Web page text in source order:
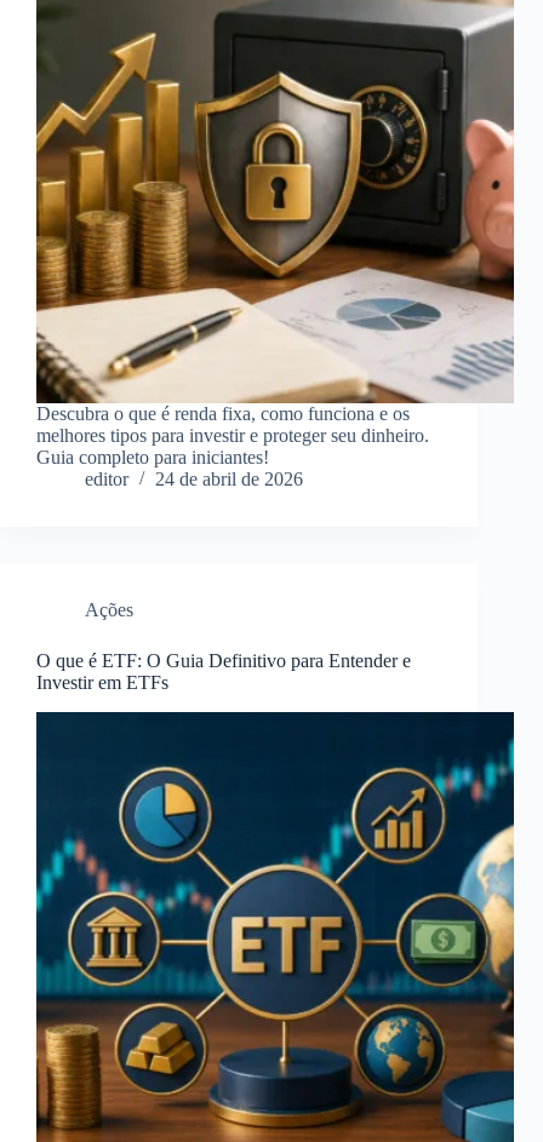
Descubra o que é renda fixa, como funciona e os
melhores tipos para investir e proteger seu dinheiro.
Guia completo para iniciantes!
editor
24 de abril de 2026
Ações
O que é ETF: O Guia Definitivo para Entender e
Investir em ETFs